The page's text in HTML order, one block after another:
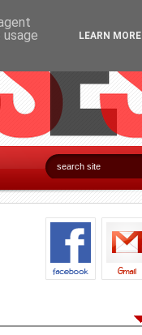
LEARN MORE